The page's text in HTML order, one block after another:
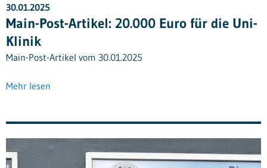
30.01.2025
Main-Post-Artikel: 20.000 Euro für die Uni-
Klinik
Main-Post-Artikel vom 30.01.2025
Mehr lesen